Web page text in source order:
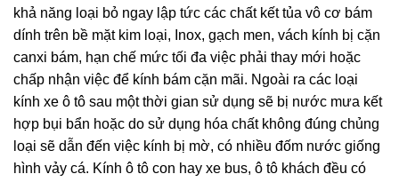
khả năng loại bỏ ngay lập tức các chất kết tủa vô cơ bám
dính trên bề mặt kim loại, Inox, gạch men, vách kính bị cặn
canxi bám, hạn chế mức tối đa việc phải thay mới hoặc
chấp nhận việc để kính bám cặn mãi. Ngoài ra các loại
kính xe ô tô sau một thời gian sử dụng sẽ bị nước mưa kết
hợp bụi bẩn hoặc do sử dụng hóa chất không đúng chủng
loại sẽ dẫn đến việc kính bị mờ, có nhiều đốm nước giống
hình vảy cá. Kính ô tô con hay xe bus, ô tô khách đều có